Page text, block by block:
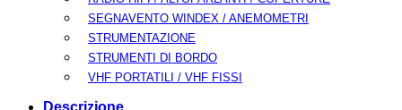
SEGNAVENTO WINDEX / ANEMOMETRI
STRUMENTAZIONE
STRUMENTI DI BORDO
VHF PORTATILI / VHF FISSI